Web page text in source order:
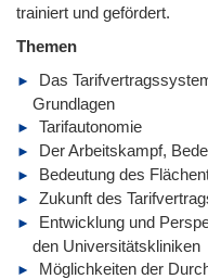
trainiert und gefördert.
Themen
Das
Grundlagen
Tarifautonomie
Der Arbeitskampf,
Bedeutung des
Zukunft des
Entwicklung und
den Universitätskliniken
Möglichkeiten der